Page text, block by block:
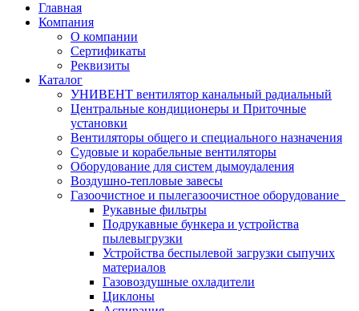
Главная
Компания
О компании
Сертификаты
Реквизиты
Каталог
УНИВЕНТ вентилятор канальный радиальный
Центральные кондиционеры и Приточные
установки
Вентиляторы общего и специального назначения
Судовые и корабельные вентиляторы
Оборудование для систем дымоудаления
Воздушно-тепловые завесы
Газоочистное и пылегазоочистное оборудование
Рукавные фильтры
Подрукавные бункера и устройства
пылевыгрузки
Устройства беспылевой загрузки сыпучих
материалов
Газовоздушные охладители
Циклоны